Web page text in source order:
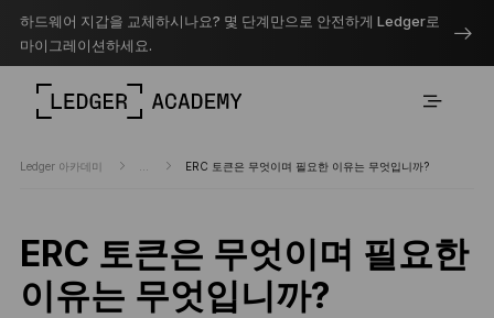
하드웨어 지갑을 교체하시나요? 몇 단계만으로 안전하게 Ledger로
마이그레이션하세요.
Ledger 아카데미 ERC 토큰은 무엇이며 필요한 이유는 무엇입니까?
ERC 토큰은 무엇이며 필요한
이유는 무엇입니까?